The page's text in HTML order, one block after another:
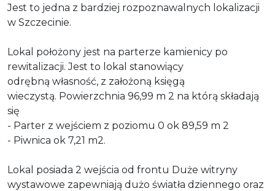
Jest to jedna z bardziej rozpoznawalnych lokalizacji
w Szczecinie.
Lokal położony jest na parterze kamienicy po
rewitalizacji. Jest to lokal stanowiący
odrębną własność, z założoną księgą
wieczystą. Powierzchnia 96,99 m 2 na którą składają
się
- Parter z wejściem z poziomu 0 ok 89,59 m 2
- Piwnica ok 7,21 m2.
Lokal posiada 2 wejścia od frontu Duże witryny
wystawowe zapewniają dużo światła dziennego oraz